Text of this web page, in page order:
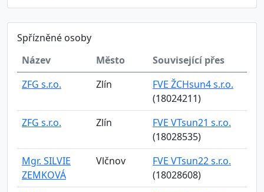
Spřízněné osoby
Název
Město
Související přes
ZFG s.r.o.
Zlín
FVE ŽCHsun4 s.r.o.
(18024211)
ZFG s.r.o.
Zlín
FVE VTsun21 s.r.o.
(18028535)
Mgr. SILVIE
ZEMKOVÁ
Vlčnov
FVE VTsun22 s.r.o.
(18028608)